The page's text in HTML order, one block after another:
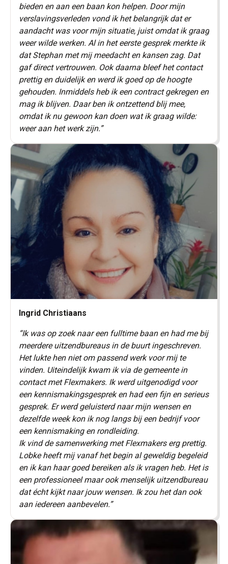
bieden en aan een baan kon helpen. Door mijn
verslavingsverleden vond ik het belangrijk dat er
aandacht was voor mijn situatie, juist omdat ik graag
weer wilde werken. Al in het eerste gesprek merkte ik
dat Stephan met mij meedacht en kansen zag. Dat
gaf direct vertrouwen. Ook daarna bleef het contact
prettig en duidelijk en werd ik goed op de hoogte
gehouden. Inmiddels heb ik een contract gekregen en
mag ik blijven. Daar ben ik ontzettend blij mee,
omdat ik nu gewoon kan doen wat ik graag wilde:
weer aan het werk zijn.”
Ingrid Christiaans
“Ik was op zoek naar een fulltime baan en had me bij
meerdere uitzendbureaus in de buurt ingeschreven.
Het lukte hen niet om passend werk voor mij te
vinden. Uiteindelijk kwam ik via de gemeente in
contact met Flexmakers. Ik werd uitgenodigd voor
een kennismakingsgesprek en had een fijn en serieus
gesprek. Er werd geluisterd naar mijn wensen en
dezelfde week kon ik nog langs bij een bedrijf voor
een kennismaking en rondleiding.
Ik vind de samenwerking met Flexmakers erg prettig.
Lobke heeft mij vanaf het begin al geweldig begeleid
en ik kan haar goed bereiken als ik vragen heb. Het is
een professioneel maar ook menselijk uitzendbureau
dat écht kijkt naar jouw wensen. Ik zou het dan ook
aan iedereen aanbevelen.”